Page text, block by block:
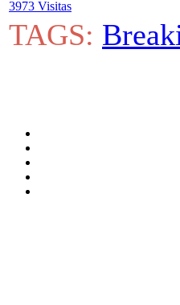
3973 Visitas
TAGS: